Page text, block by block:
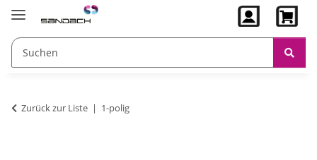
Zurück zur Liste 1-polig